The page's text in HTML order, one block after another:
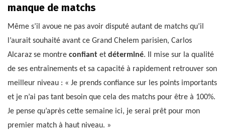
manque de matchs
Même s’il avoue ne pas avoir disputé autant de matchs qu’il
l’aurait souhaité avant ce Grand Chelem parisien, Carlos
Alcaraz se montre confiant et déterminé. Il mise sur la qualité
de ses entraînements et sa capacité à rapidement retrouver son
meilleur niveau : « Je prends confiance sur les points importants
et je n’ai pas tant besoin que cela des matchs pour être à 100%.
Je pense qu’après cette semaine ici, je serai prêt pour mon
premier match à haut niveau. »